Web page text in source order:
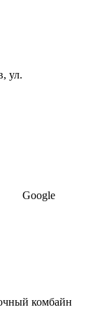
ул.
Google
комбайн